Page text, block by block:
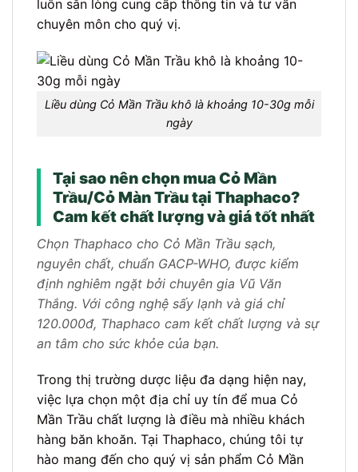
luôn sẵn lòng cung cấp thông tin và tư vấn
chuyên môn cho quý vị.
Liều dùng Cỏ Mần Trầu khô là khoảng 10-30g mỗi
ngày
Tại sao nên chọn mua Cỏ Mần
Trầu/Cỏ Màn Trầu tại Thaphaco?
Cam kết chất lượng và giá tốt nhất
Chọn Thaphaco cho Cỏ Mần Trầu sạch,
nguyên chất, chuẩn GACP-WHO, được kiểm
định nghiêm ngặt bởi chuyên gia Vũ Văn
Thắng. Với công nghệ sấy lạnh và giá chỉ
120.000đ, Thaphaco cam kết chất lượng và sự
an tâm cho sức khỏe của bạn.
Trong thị trường dược liệu đa dạng hiện nay,
việc lựa chọn một địa chỉ uy tín để mua Cỏ
Mần Trầu chất lượng là điều mà nhiều khách
hàng băn khoăn. Tại Thaphaco, chúng tôi tự
hào mang đến cho quý vị sản phẩm Cỏ Mần